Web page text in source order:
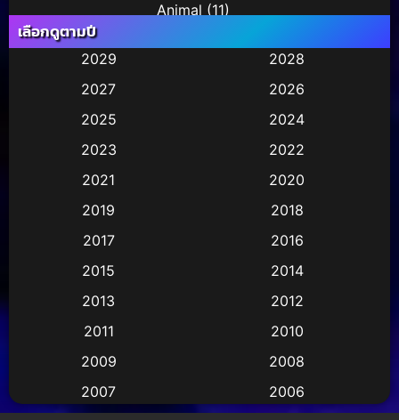
Animal (11)
Animation การ์ตูน(245)
เลือกดูตามปี
2029
2028
2027
2026
2025
2024
2023
2022
2021
2020
2019
2018
2017
2016
2015
2014
2013
2012
2011
2010
2009
2008
2007
2006